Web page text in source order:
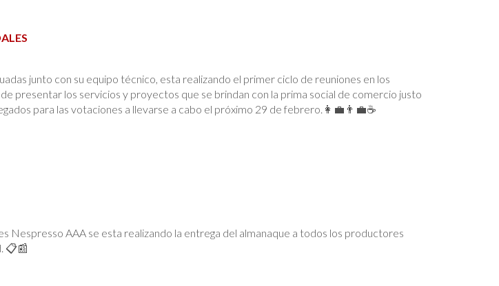
junto con su equipo técnico, esta realizando el primer ciclo de reuniones en los
presentar los servicios y proyectos que se brindan con la prima social de comercio justo
para las votaciones a llevarse a cabo el próximo 29 de febrero.👩‍💼👨‍💼☕️
Nespresso AAA se esta realizando la entrega del almanaque a todos los productores
📋📰